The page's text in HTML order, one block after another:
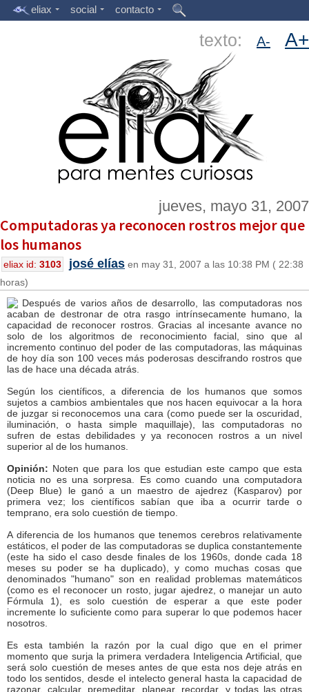
eliax social contacto
texto: A- A+
jueves, mayo 31, 2007
Computadoras ya reconocen rostros mejor que
los humanos
eliax id: 3103 josé elías en may 31, 2007 a las 10:38 PM ( 22:38
horas)
Después de varios años de desarrollo, las computadoras nos
acaban de destronar de otra rasgo intrínsecamente humano, la
capacidad de reconocer rostros. Gracias al incesante avance no
solo de los algoritmos de reconocimiento facial, sino que al
incremento continuo del poder de las computadoras, las máquinas
de hoy día son 100 veces más poderosas descifrando rostros que
las de hace una década atrás.
Según los científicos, a diferencia de los humanos que somos
sujetos a cambios ambientales que nos hacen equivocar a la hora
de juzgar si reconocemos una cara (como puede ser la oscuridad,
iluminación, o hasta simple maquillaje), las computadoras no
sufren de estas debilidades y ya reconocen rostros a un nivel
superior al de los humanos.
Opinión: Noten que para los que estudian este campo que esta
noticia no es una sorpresa. Es como cuando una computadora
(Deep Blue) le ganó a un maestro de ajedrez (Kasparov) por
primera vez; los científicos sabían que iba a ocurrir tarde o
temprano, era solo cuestión de tiempo.
A diferencia de los humanos que tenemos cerebros relativamente
estáticos, el poder de las computadoras se duplica constantemente
(este ha sido el caso desde finales de los 1960s, donde cada 18
meses su poder se ha duplicado), y como muchas cosas que
denominados "humano" son en realidad problemas matemáticos
(como es el reconocer un rosto, jugar ajedrez, o manejar un auto
Fórmula 1), es solo cuestión de esperar a que este poder
incremente lo suficiente como para superar lo que podemos hacer
nosotros.
Es esta también la razón por la cual digo que en el primer
momento que surja la primera verdadera Inteligencia Artificial, que
será solo cuestión de meses antes de que esta nos deje atrás en
todo los sentidos, desde el intelecto general hasta la capacidad de
razonar, calcular, premeditar, planear, recordar, y todas las otras